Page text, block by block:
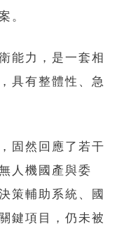
。
能力，是一套相
具有整體性、急
固然回應了若干
人機國產與委
策輔助系統、國
鍵項目，仍未被